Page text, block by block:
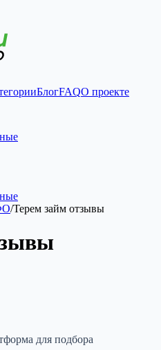
БлогFAQО проекте
/Терем займ отзывы
для подбора